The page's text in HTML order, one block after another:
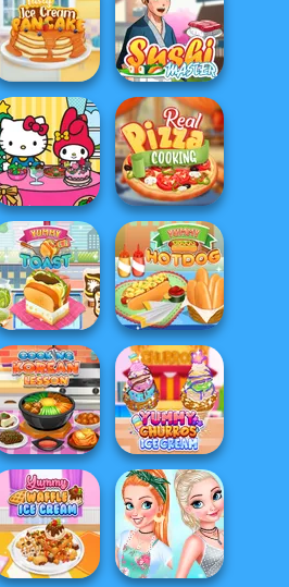
Rainbow Frozen
Cook And
Decorate
Tasty Ice Cream
Pancake
Sushi Master
Hello Kitty and
Friends: Xmas...
Real Pizza
Cooking
Yummy Toast Yummy Hotdog
Cooking Korean
Lesson
Yummy Churros
Ice Cream